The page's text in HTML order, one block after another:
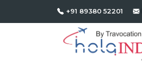
+91 89380 52201